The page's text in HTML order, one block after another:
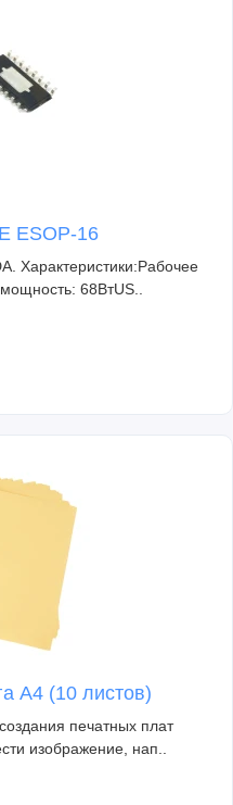
ESOP-16
Характеристики:Рабочее
68ВтUS..
А4 (10 листов)
печатных плат
изображение, нап..